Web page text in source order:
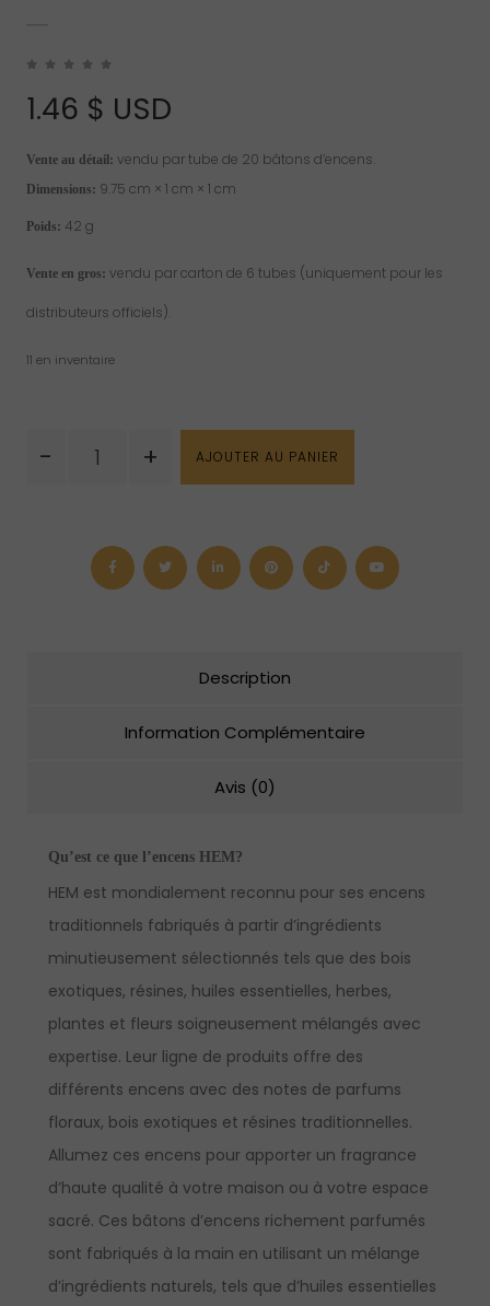
1.46 $ USD
Vente au détail: vendu par tube de 20 bâtons d’encens.
Dimensions: 9.75 cm × 1 cm × 1 cm
Poids: 42 g
Vente en gros: vendu par carton de 6 tubes (uniquement pour les
distributeurs officiels).
11 en inventaire
-
de
+ AJOUTER AU PANIER
Description
Information Complémentaire
Avis (0)
Qu’est ce que l’encens HEM?
HEM est mondialement reconnu pour ses encens
traditionnels fabriqués à partir d’ingrédients
minutieusement sélectionnés tels que des bois
exotiques, résines, huiles essentielles, herbes,
plantes et fleurs soigneusement mélangés avec
expertise. Leur ligne de produits offre des
différents encens avec des notes de parfums
floraux, bois exotiques et résines traditionnelles.
Allumez ces encens pour apporter un fragrance
d’haute qualité à votre maison ou à votre espace
sacré. Ces bâtons d’encens richement parfumés
sont fabriqués à la main en utilisant un mélange
d’ingrédients naturels, tels que d’huiles essentielles